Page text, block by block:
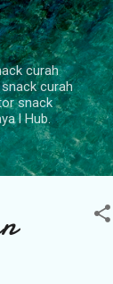
curah
curah
snack
l Hub.